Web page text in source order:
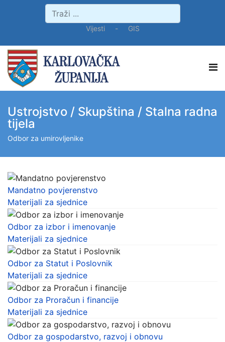
Vijesti- GIS
Ustrojstvo / Skupština / Stalna radna
tijela
Odbor za umirovljenike
Mandatno povjerenstvo
Materijali za sjednice
Odbor za izbor i imenovanje
Materijali za sjednice
Odbor za Statut i Poslovnik
Materijali za sjednice
Odbor za Proračun i financije
Materijali za sjednice
Odbor za gospodarstvo, razvoj i obnovu